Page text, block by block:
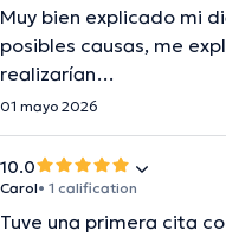
Muy bien explicado mi
posibles causas, me
realizarían…
01 mayo 2026
10.0
Carol• 1 calification
Tuve una primera cita